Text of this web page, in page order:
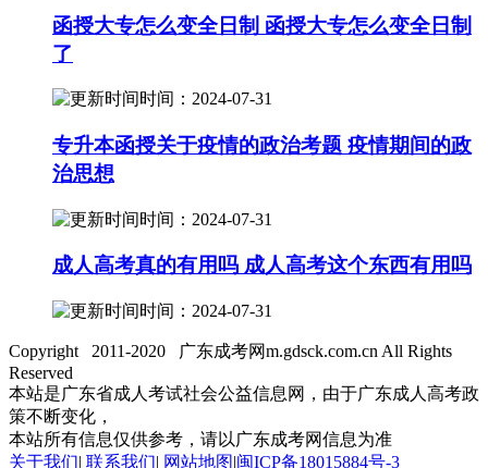
函授大专怎么变全日制 函授大专怎么变全日制
了
时间：2024-07-31
专升本函授关于疫情的政治考题 疫情期间的政
治思想
时间：2024-07-31
成人高考真的有用吗 成人高考这个东西有用吗
时间：2024-07-31
Copyright 2011-2020 广东成考网m.gdsck.com.cn All Rights
Reserved
本站是广东省成人考试社会公益信息网，由于广东成人高考政
策不断变化，
本站所有信息仅供参考，请以广东成考网信息为准
关于我们| 联系我们| 网站地图|闽ICP备18015884号-3